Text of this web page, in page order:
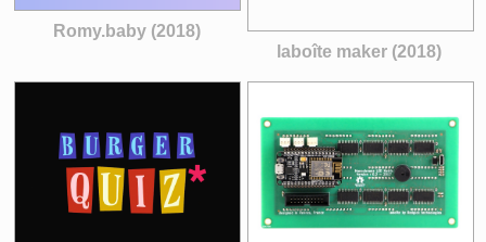
Romy.baby (2018)
laboîte maker (2018)